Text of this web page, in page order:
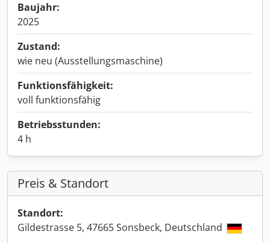
Baujahr:
2025
Zustand:
wie neu (Ausstellungsmaschine)
Funktionsfähigkeit:
voll funktionsfähig
Betriebsstunden:
4 h
Preis & Standort
Standort:
Gildestrasse 5, 47665 Sonsbeck, Deutschland